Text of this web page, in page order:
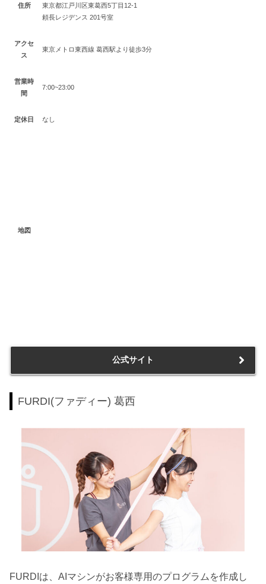
住所
東京都江戸川区東葛西5丁目12-1
頼長レジデンス 201号室
アクセ
ス
東京メトロ東西線 葛西駅より徒歩3分
営業時
間
7:00~23:00
定休日 なし
地図
公式サイト
FURDI(ファディー) 葛西
FURDIは、AIマシンがお客様専用のプログラムを作成し